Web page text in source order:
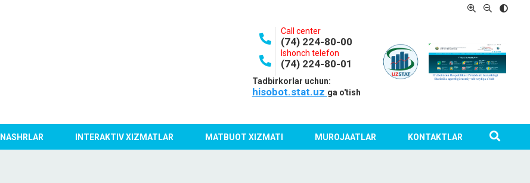
Call center
(74) 224-80-00
Ishonch telefon
(74) 224-80-01
Tadbirkorlar uchun:
hisobot.stat.uz ga o'tish
NASHRLAR INTERAKTIV XIZMATLAR MATBUOT XIZMATI MUROJAATLAR KONTAKTLAR